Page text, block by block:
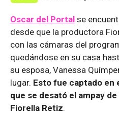
Oscar del Portal se
desde que la productora
con las cámaras del
quedándose en su casa
su esposa, Vanessa
lugar. Esto fue captado en
que se desató el ampay
Fiorella Retiz.